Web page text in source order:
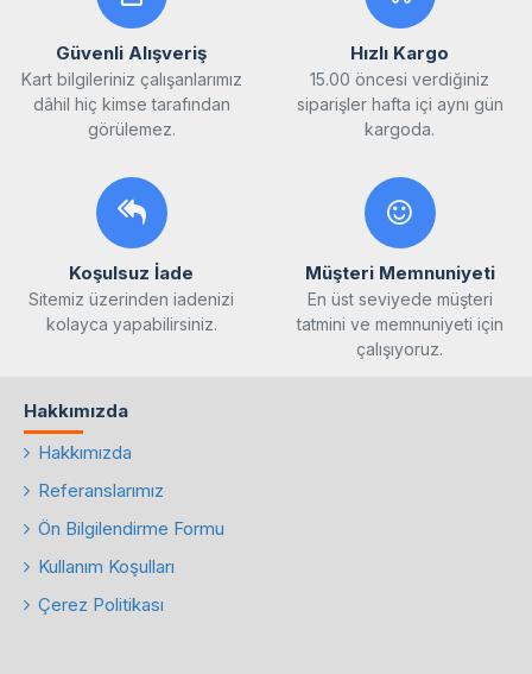
Güvenli Alışveriş
Kart bilgileriniz çalışanlarımız
dâhil hiç kimse tarafından
görülemez.
Hızlı Kargo
15.00 öncesi verdiğiniz
siparişler hafta içi aynı gün
kargoda.
Koşulsuz İade
Sitemiz üzerinden iadenizi
kolayca yapabilirsiniz.
Müşteri Memnuniyeti
En üst seviyede müşteri
tatmini ve memnuniyeti için
çalışıyoruz.
Hakkımızda
Hakkımızda
Referanslarımız
Ön Bilgilendirme Formu
Kullanım Koşulları
Çerez Politikası